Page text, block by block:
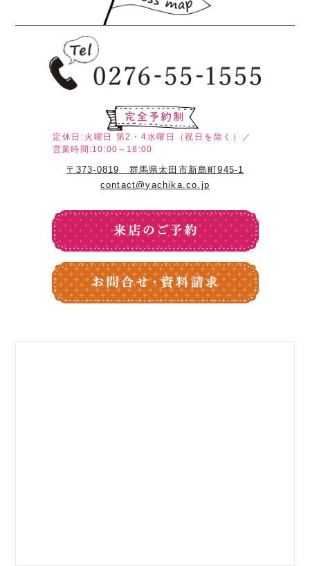
定休日:火曜日
第2・4水曜日（祝日を除く）／
営業時間:10:00～18:00
〒373-0819 群馬県太田市新島町945-1
contact@yachika.co.jp